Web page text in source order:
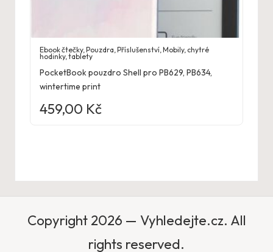
Ebook čtečky,Pouzdra,Příslušenství,Mobily, chytré
hodinky, tablety
PocketBook pouzdro Shell pro PB629, PB634,
wintertime print
459,00 Kč
Copyright 2026 — Vyhledejte.cz. All
rights reserved.